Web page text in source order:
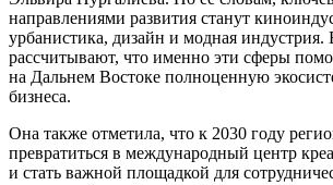
направлениями развития станут
урбанистика, дизайн и модная индустрия.
рассчитывают, что именно эти сферы
на Дальнем Востоке полноценную
бизнеса.
Она также отметила, что к 2030 году
превратиться в международный центр
и стать важной площадкой для